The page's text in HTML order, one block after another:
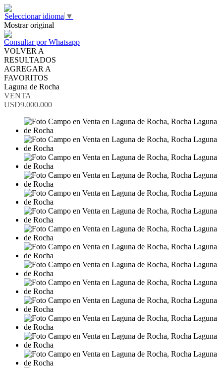
Seleccionar idioma ▼
Mostrar original
Consultar por Whatsapp
VOLVER A
RESULTADOS
AGREGAR A
FAVORITOS
Laguna de Rocha
VENTA
USD9.000.000